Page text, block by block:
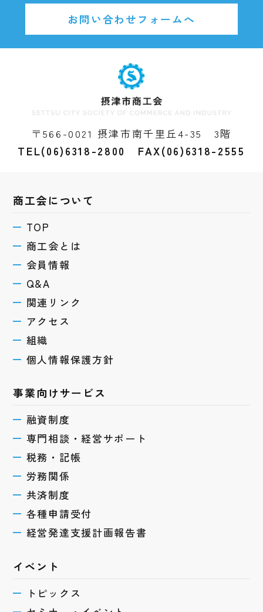
お問い合わせフォームへ
〒566-0021 摂津市南千里丘4-35 3階
TEL(06)6318-2800 FAX(06)6318-2555
商工会について
TOP
商工会とは
会員情報
Q&A
関連リンク
アクセス
組織
個人情報保護方針
事業向けサービス
融資制度
専門相談・経営サポート
税務・記帳
労務関係
共済制度
各種申請受付
経営発達支援計画報告書
イベント
トピックス